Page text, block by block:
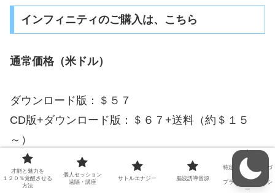
インフィニティのご購入は、こちら
通常価格（米ドル）
ダウンロード版：＄５７
CD版+ダウンロード版：＄６７+送料（約＄１５
～）
日本円価格は、カートで確認できます。
才能と魅力を
１２０％覚醒させる
方法
個人セッション
遠隔・講座
サトルエナジー 脳波誘導音源
特定商取引法に基づ
く表記
プライバシーポリシ
ー